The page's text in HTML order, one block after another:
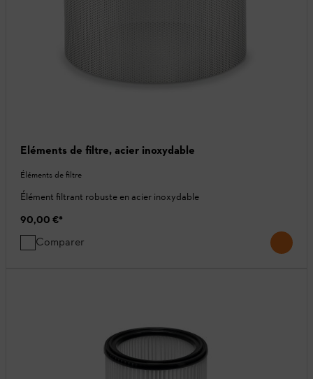
Eléments de filtre, acier inoxydable
Éléments de filtre
Élément filtrant robuste en acier inoxydable
90,00 €*
Comparer